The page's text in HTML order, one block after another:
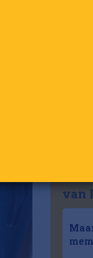
Het
Al
van